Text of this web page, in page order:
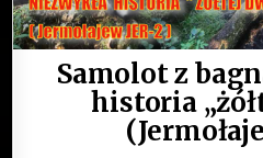
Samolot z
historia